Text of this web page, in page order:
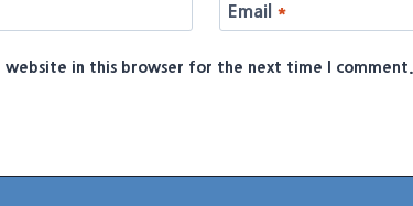
Email *
website in this browser for the next time I comment.